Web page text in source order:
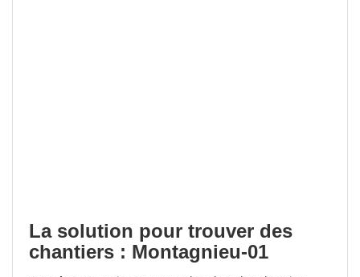
La solution pour trouver des
chantiers : Montagnieu-01